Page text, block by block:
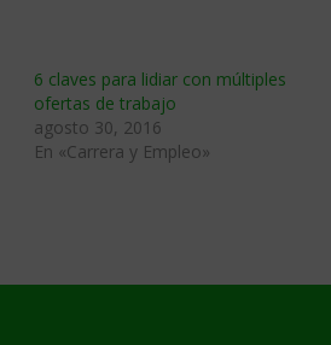
6 claves para lidiar con múltiples
ofertas de trabajo
agosto 30, 2016
En «Carrera y Empleo»